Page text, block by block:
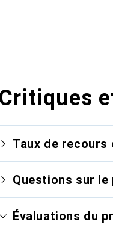
Critiques
Taux de
Questions sur le
Évaluations du